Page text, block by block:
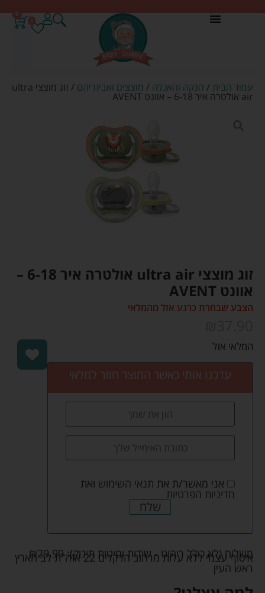
0
עמוד הבית / הנקה והאכלה / מוצצים ואביזריהם / זוג מוצצי ultra
air אולטרה איר 6-18 – אוונט AVENT
זוג מוצצי ultra air אולטרה איר 6-18 –
אוונט AVENT
הצבע שבחרת כרגע אזל מהמלאי
המלאי אזל
עדכנו אותי כאשר המוצר חוזר למלאי
אני מאשר/ת את תנאי השימוש ואת
מדיניות הפרטיות
שלח
משלוח (לא כולל ריהוט - שידות ומיטות תינוק): ₪29.99
איסוף עצמי ללא עלות מרחוב הדקלים 22 אזה"ת לב הארץ
ראש העין